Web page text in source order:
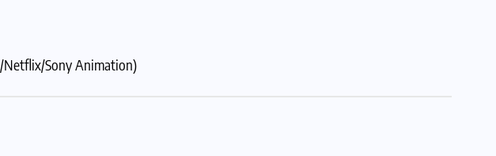
Netflix/Sony Animation)